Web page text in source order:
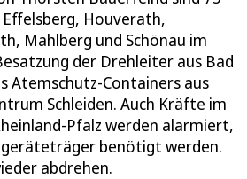
Houverath,
Mahlberg und Schönau im
der Drehleiter aus Bad
Atemschutz-Containers aus
Schleiden. Auch Kräfte im
Pfalz werden alarmiert,
benötigt werden.
abdrehen.